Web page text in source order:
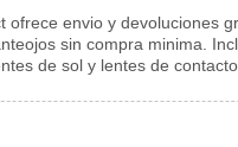
ofrece envio y devoluciones
sin compra minima.
de sol y lentes de contacto